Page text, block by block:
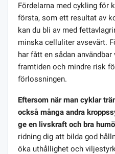
Fördelarna med cykling för
första, som ett resultat av
kan du bli av med
minska celluliter avsevärt.
har fått en sådan
framtiden och mindre risk
förlossningen.
Eftersom när man cyklar
också många andra
ge en livskraft och bra
ridning dig att bilda god
öka uthållighet och